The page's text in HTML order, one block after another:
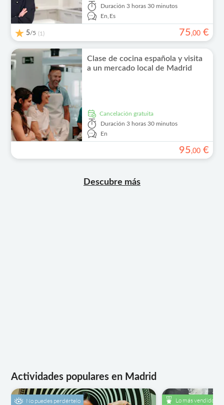
Duración 3 horas 30 minutos
En,Es
5/5 (1) 75,00 €
Clase de cocina española y visita
a un mercado local de Madrid
cancelación gratuita
Duración 3 horas 30 minutos
En
95,00 €
Descubre más
Actividades populares en Madrid
No puedes perdértelo Lo más vendido